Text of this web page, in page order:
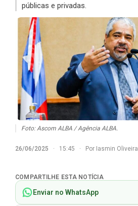
públicas e privadas.
Foto: Ascom ALBA / Agência ALBA.
26/06/2025 · 15:45 · Por Iasmin Oliveira
COMPARTILHE ESTA NOTÍCIA
Enviar no WhatsApp